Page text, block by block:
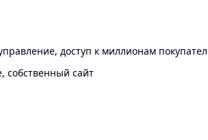
доступ к миллионам
собственный сайт